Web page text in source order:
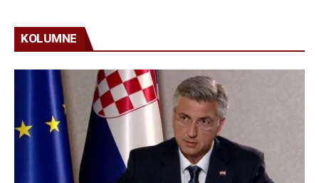
KOLUMNE